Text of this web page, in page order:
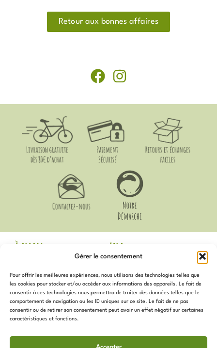
Gérer le consentement
Pour offrir les meilleures expériences, nous utilisons des technologies telles que
les cookies pour stocker et/ou accéder aux informations des appareils. Le fait de
consentir à ces technologies nous permettra de traiter des données telles que le
comportement de navigation ou les ID uniques sur ce site. Le fait de ne pas
consentir ou de retirer son consentement peut avoir un effet négatif sur certaines
caractéristiques et fonctions.
Retour aux bonnes affaires
F
a
c
b
o
o
I
s
a
g
a
m
À propos
Politique de
confidentialité
Notre Démarche
Politique de cookies (UE)
Aide
Livraison et Retours
Mon compte
Voir les avis Google
Services
Newsletter
toutes les actualités, promotions,
nouveautés et plus !